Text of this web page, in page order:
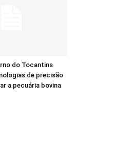
do Tocantins
de precisão
a pecuária bovina